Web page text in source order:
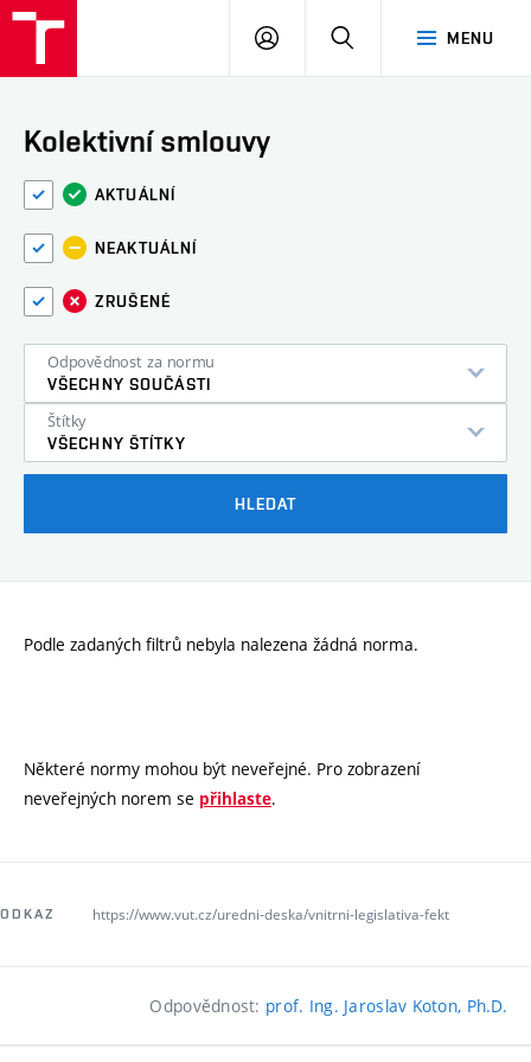
MENU
PŘIHLÁSIT
Kolektivní smlouvy
AKTUÁLNÍ
NEAKTUÁLNÍ
ZRUŠENÉ
Odpovědnost za normu
VŠECHNY SOUČÁSTI
Štítky
VŠECHNY ŠTÍTKY
HLEDAT
Podle zadaných filtrů nebyla nalezena žádná norma.
Některé normy mohou být neveřejné. Pro zobrazení
neveřejných norem se přihlaste.
ODKAZ https://www.vut.cz/uredni-deska/vnitrni-legislativa-fekt
Odpovědnost: prof. Ing. Jaroslav Koton, Ph.D.